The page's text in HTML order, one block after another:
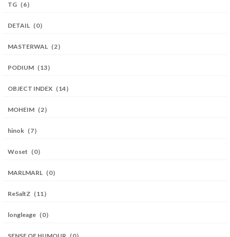
TG（6）
DETAIL（0）
MASTERWAL（2）
PODIUM（13）
OBJECT INDEX（14）
MOHEIM（2）
hinok（7）
Woset（0）
MARLMARL（0）
ReSaltZ（11）
longleage（0）